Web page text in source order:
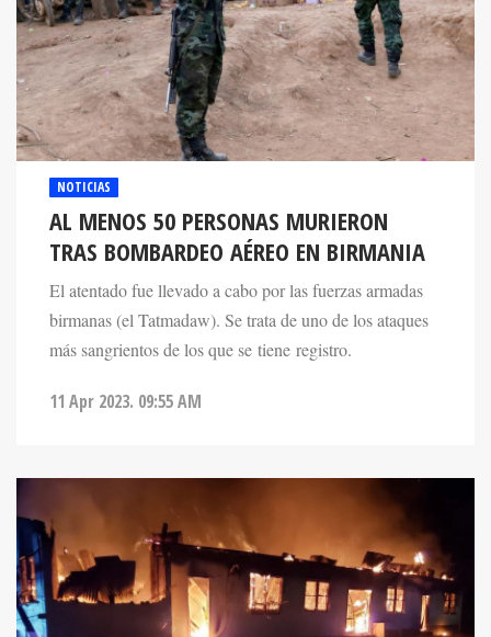
NOTICIAS
AL MENOS 50 PERSONAS MURIERON
TRAS BOMBARDEO AÉREO EN BIRMANIA
El atentado fue llevado a cabo por las fuerzas armadas
birmanas (el Tatmadaw). Se trata de uno de los ataques
más sangrientos de los que se tiene registro.